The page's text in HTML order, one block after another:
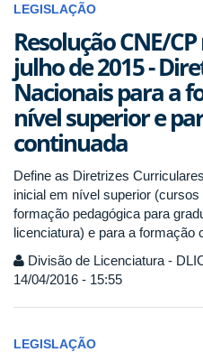
LEGISLAÇÃO
Resolução CNE/CP
julho de 2015 -
Nacionais para a
nível superior e
continuada
Define as Diretrizes
inicial em nível superior
formação pedagógica para
licenciatura) e para a formação
Divisão de Licenciatura -
14/04/2016 - 15:55
LEGISLAÇÃO